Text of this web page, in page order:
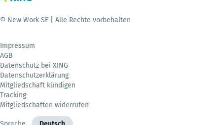
© New Work SE | Alle Rechte vorbehalten
Impressum
AGB
Datenschutz bei XING
Datenschutzerklärung
Mitgliedschaft kündigen
Tracking
Mitgliedschaften widerrufen